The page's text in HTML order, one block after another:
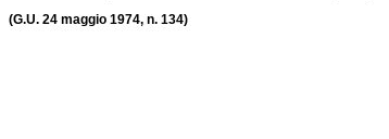
(G.U. 24 maggio 1974, n. 134)